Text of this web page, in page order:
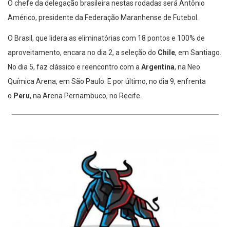
O chefe da delegação brasileira nestas rodadas será Antônio
Américo, presidente da Federação Maranhense de Futebol.
O Brasil, que lidera as eliminatórias com 18 pontos e 100% de
aproveitamento, encara no dia 2, a seleção do Chile, em Santiago.
No dia 5, faz clássico e reencontro com aArgentina, na Neo
Química Arena, em São Paulo. E por último, no dia 9, enfrenta
o Peru, na Arena Pernambuco, no Recife.